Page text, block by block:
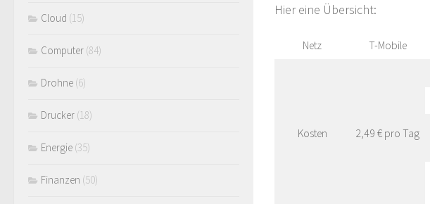
Hier eine Übersicht:
Netz T-Mobile
Kosten 2,49 € pro Tag
Cloud (15)
Computer (84)
Drohne (6)
Drucker (18)
Energie (35)
Finanzen (50)